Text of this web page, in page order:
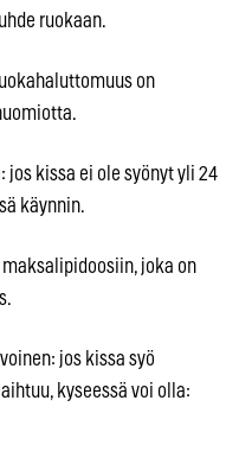
ruokaan.
on
jos kissa ei ole syönyt yli 24
käynnin.
joka on
jos kissa syö
kyseessä voi olla: